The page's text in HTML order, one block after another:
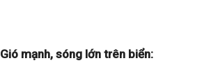
Gió mạnh, sóng lớn trên biển: